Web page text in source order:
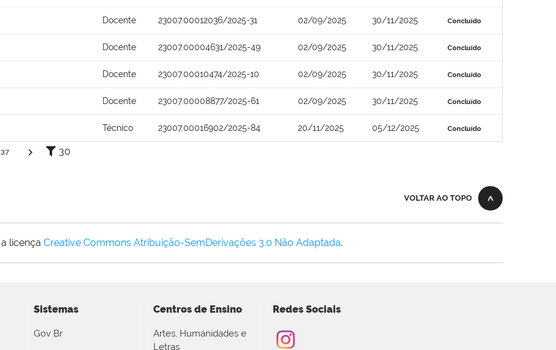
Docente 23007.00012036/2025-31 02/09/2025 30/11/2025 Concluído
Docente 23007.00004631/2025-49 02/09/2025 30/11/2025 Concluído
Docente 23007.00010474/2025-10 02/09/2025 30/11/2025 Concluído
Docente 23007.00008877/2025-61 02/09/2025 30/11/2025 Concluído
Técnico 23007.00016902/2025-84 20/11/2025 05/12/2025 Concluído
37 30
VOLTAR AO TOPO
licença Creative Commons Atribuição-SemDerivações 3.0 Não Adaptada.
Sistemas
Gov Br
Centros de Ensino
Artes, Humanidades e
Letras
Redes Sociais